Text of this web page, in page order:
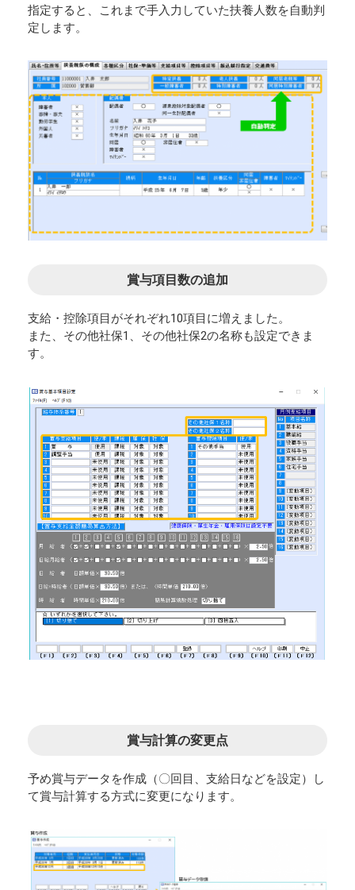
指定すると、これまで手入力していた扶養人数を自動判
定します。
賞与項目数の追加
支給・控除項目がそれぞれ10項目に増えました。
また、その他社保1、その他社保2の名称も設定できま
す。
賞与計算の変更点
予め賞与データを作成（〇回目、支給日などを設定）し
て賞与計算する方式に変更になります。